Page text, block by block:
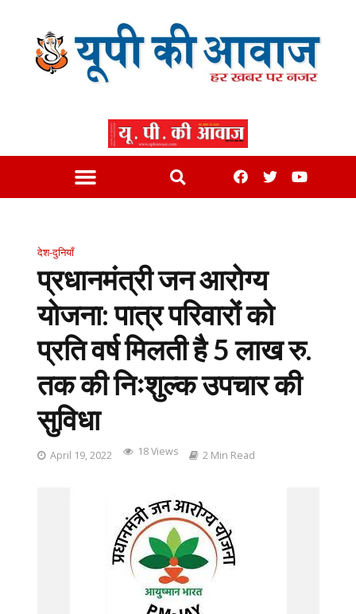
देश-दुनियाँ
प्रधानमंत्री जन आरोग्य
योजना: पात्र परिवारों को
प्रति वर्ष मिलती है 5 लाख रु.
तक की निःशुल्क उपचार की
सुविधा
April 19, 2022 18 Views 2 Min Read